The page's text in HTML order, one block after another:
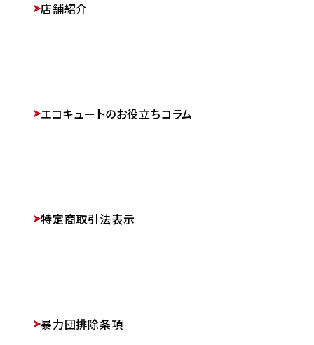
店舗紹介
エコキュートのお役立ちコラム
特定商取引法表示
暴力団排除条項